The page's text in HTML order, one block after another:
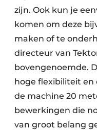
zijn. Ook kun je
komen om deze
maken of te
directeur van
bovengenoemde.
hoge flexibiliteit en
de machine 20
bewerkingen die
van groot belang